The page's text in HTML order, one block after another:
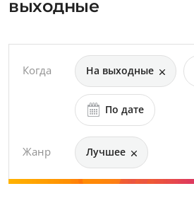
выходные
Когда На выходные
По дате
Жанр Лучшее